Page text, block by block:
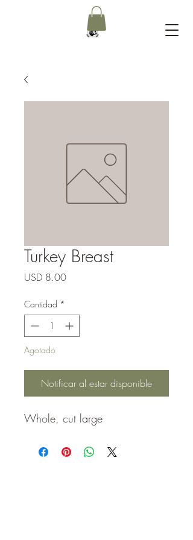
Turkey Breast
USD 8.00Precio
Cantidad *
Agotado
Notificar al estar disponible
Whole, cut large